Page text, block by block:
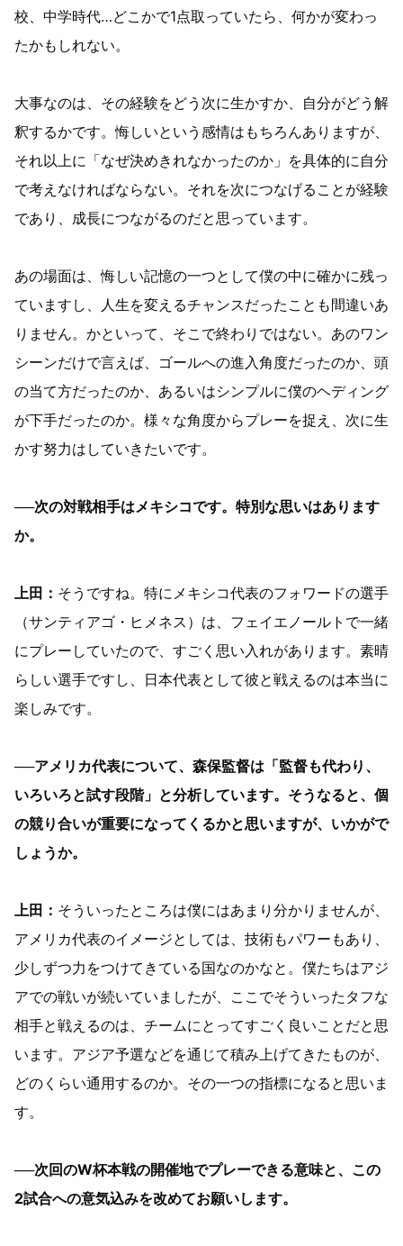
校、中学時代…どこかで1点取っていたら、何かが変わっ
たかもしれない。
大事なのは、その経験をどう次に生かすか、自分がどう解
釈するかです。悔しいという感情はもちろんありますが、
それ以上に「なぜ決めきれなかったのか」を具体的に自分
で考えなければならない。それを次につなげることが経験
であり、成長につながるのだと思っています。
あの場面は、悔しい記憶の一つとして僕の中に確かに残っ
ていますし、人生を変えるチャンスだったことも間違いあ
りません。かといって、そこで終わりではない。あのワン
シーンだけで言えば、ゴールへの進入角度だったのか、頭
の当て方だったのか、あるいはシンプルに僕のヘディング
が下手だったのか。様々な角度からプレーを捉え、次に生
かす努力はしていきたいです。
──次の対戦相手はメキシコです。特別な思いはあります
か。
上田： そうですね。特にメキシコ代表のフォワードの選手
（サンティアゴ・ヒメネス）は、フェイエノールトで一緒
にプレーしていたので、すごく思い入れがあります。素晴
らしい選手ですし、日本代表として彼と戦えるのは本当に
楽しみです。
──アメリカ代表について、森保監督は「監督も代わり、
いろいろと試す段階」と分析しています。そうなると、個
の競り合いが重要になってくるかと思いますが、いかがで
しょうか。
上田： そういったところは僕にはあまり分かりませんが、
アメリカ代表のイメージとしては、技術もパワーもあり、
少しずつ力をつけてきている国なのかなと。僕たちはアジ
アでの戦いが続いていましたが、ここでそういったタフな
相手と戦えるのは、チームにとってすごく良いことだと思
います。アジア予選などを通じて積み上げてきたものが、
どのくらい通用するのか。その一つの指標になると思いま
す。
──次回のW杯本戦の開催地でプレーできる意味と、この
2試合への意気込みを改めてお願いします。